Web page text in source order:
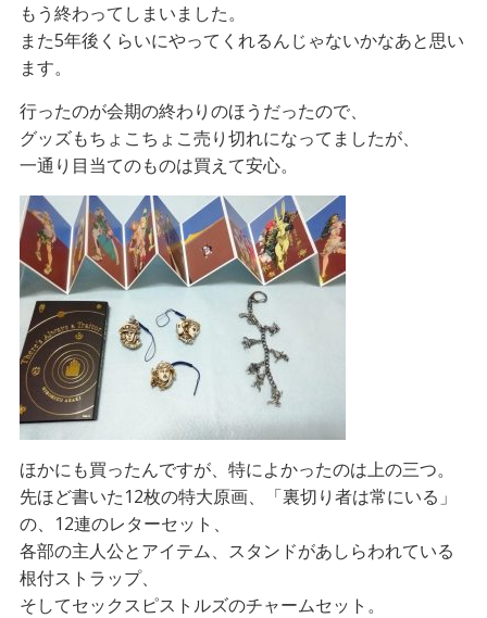
もう終わってしまいました。
また5年後くらいにやってくれるんじゃないかなあと思い
ます。
行ったのが会期の終わりのほうだったので、
グッズもちょこちょこ売り切れになってましたが、
一通り目当てのものは買えて安心。
ほかにも買ったんですが、特によかったのは上の三つ。
先ほど書いた12枚の特大原画、「裏切り者は常にいる」
の、12連のレターセット、
各部の主人公とアイテム、スタンドがあしらわれている
根付ストラップ、
そしてセックスピストルズのチャームセット。